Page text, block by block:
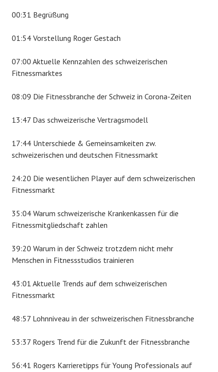
00:31 Begrüßung
01:54 Vorstellung Roger Gestach
07:00 Aktuelle Kennzahlen des schweizerischen
Fitnessmarktes
08:09 Die Fitnessbranche der Schweiz in Corona-Zeiten
13:47 Das schweizerische Vertragsmodell
17:44 Unterschiede & Gemeinsamkeiten zw.
schweizerischen und deutschen Fitnessmarkt
24:20 Die wesentlichen Player auf dem schweizerischen
Fitnessmarkt
35:04 Warum schweizerische Krankenkassen für die
Fitnessmitgliedschaft zahlen
39:20 Warum in der Schweiz trotzdem nicht mehr
Menschen in Fitnessstudios trainieren
43:01 Aktuelle Trends auf dem schweizerischen
Fitnessmarkt
48:57 Lohnniveau in der schweizerischen Fitnessbranche
53:37 Rogers Trend für die Zukunft der Fitnessbranche
56:41 Rogers Karrieretipps für Young Professionals auf